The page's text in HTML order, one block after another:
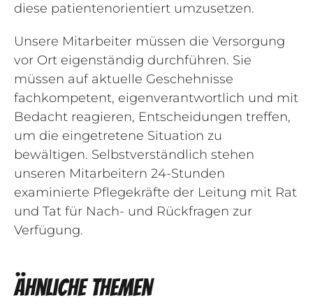
diese patientenorientiert umzusetzen.
Unsere Mitarbeiter müssen die Versorgung
vor Ort eigenständig durchführen. Sie
müssen auf aktuelle Geschehnisse
fachkompetent, eigenverantwortlich und mit
Bedacht reagieren, Entscheidungen treffen,
um die eingetretene Situation zu
bewältigen. Selbstverständlich stehen
unseren Mitarbeitern 24-Stunden
examinierte Pflegekräfte der Leitung mit Rat
und Tat für Nach- und Rückfragen zur
Verfügung.
Ähnliche Themen